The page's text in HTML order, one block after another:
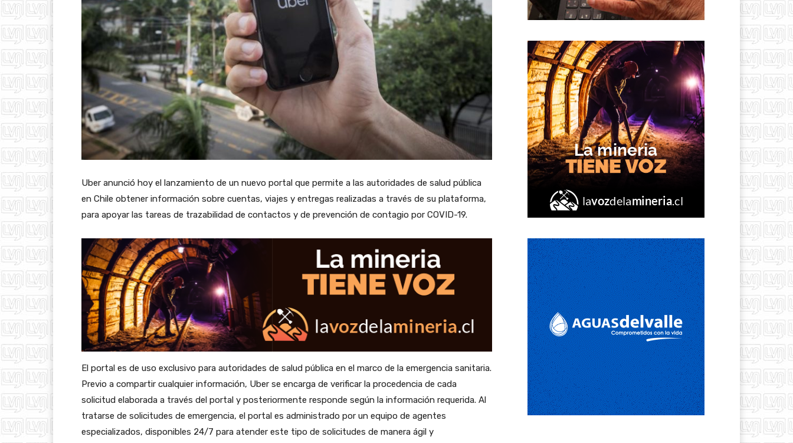
Uber anunció hoy el lanzamiento de un nuevo portal que permite a las autoridades de salud pública
en Chile obtener información sobre cuentas, viajes y entregas realizadas a través de su plataforma,
para apoyar las tareas de trazabilidad de contactos y de prevención de contagio por COVID-19.
El portal es de uso exclusivo para autoridades de salud pública en el marco de la emergencia sanitaria.
Previo a compartir cualquier información, Uber se encarga de verificar la procedencia de cada
solicitud elaborada a través del portal y posteriormente responde según la información requerida. Al
tratarse de solicitudes de emergencia, el portal es administrado por un equipo de agentes
especializados, disponibles 24/7 para atender este tipo de solicitudes de manera ágil y